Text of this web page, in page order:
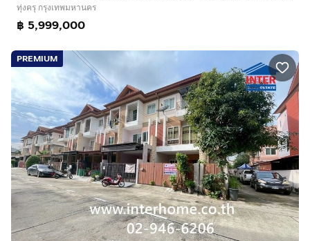
ทุ่งครุ กรุงเทพมหานคร
฿ 5,999,000
PREMIUM